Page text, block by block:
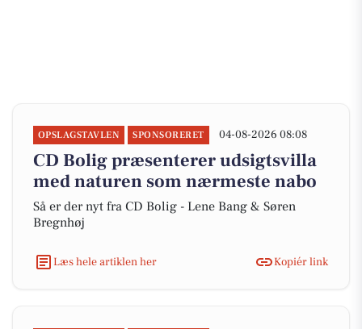
OPSLAGSTAVLEN SPONSORERET 04-08-2026 08:08
CD Bolig præsenterer udsigtsvilla
med naturen som nærmeste nabo
Så er der nyt fra CD Bolig - Lene Bang & Søren
Bregnhøj
Læs hele artiklen her Kopiér link